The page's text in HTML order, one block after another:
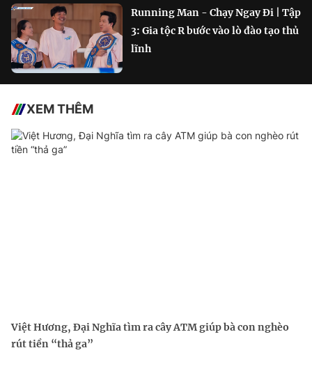
Running Man - Chạy Ngay Đi | Tập
3: Gia tộc R bước vào lò đào tạo thủ
lĩnh
XEM THÊM
Việt Hương, Đại Nghĩa tìm ra cây ATM giúp bà con nghèo
rút tiền “thả ga”